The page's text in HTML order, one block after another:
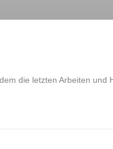
die letzten Arbeiten